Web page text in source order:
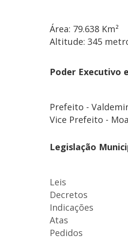
Área: 79.638 Km²
Altitude: 345
Poder Executivo
Prefeito -
Vice Prefeito -
Legislação
Leis
Decretos
Indicações
Atas
Pedidos